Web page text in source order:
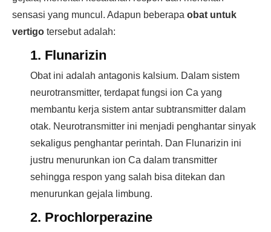
sensasi yang muncul. Adapun beberapa obat untuk
vertigo tersebut adalah:
1. Flunarizin
Obat ini adalah antagonis kalsium. Dalam sistem
neurotransmitter, terdapat fungsi ion Ca yang
membantu kerja sistem antar subtransmitter dalam
otak. Neurotransmitter ini menjadi penghantar sinyak
sekaligus penghantar perintah. Dan Flunarizin ini
justru menurunkan ion Ca dalam transmitter
sehingga respon yang salah bisa ditekan dan
menurunkan gejala limbung.
2. Prochlorperazine